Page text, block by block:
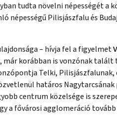
tudta növelni népességét a
Pilisjászfalu és
– hívja fel a figyelmet
korábban is vonzónak
Telki, Pilisjászfalunak,
határos Nagytarcsának
centrum közelsége is
a fővárosi agglomeráció